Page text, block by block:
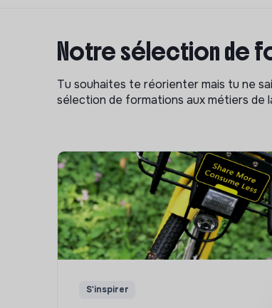
Notre sélection de
Tu souhaites te réorienter mais tu ne
sélection de formations aux métiers de
S'inspirer